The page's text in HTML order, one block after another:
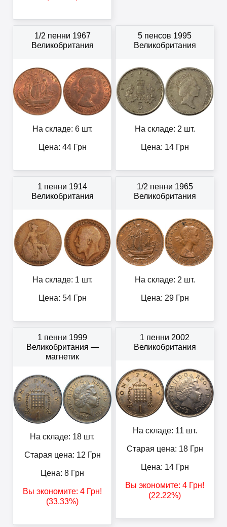
1/2 пенни 1967
Великобритания
На складе: 6 шт.
Цена: 44Грн
5 пенсов 1995
Великобритания
На складе: 2 шт.
Цена: 14Грн
1 пенни 1914
Великобритания
На складе: 1 шт.
Цена: 54Грн
1/2 пенни 1965
Великобритания
На складе: 2 шт.
Цена: 29Грн
1 пенни 1999
Великобритания —
магнетик
На складе: 18 шт.
Старая цена: 12 Грн
Цена: 8 Грн
Вы экономите: 4 Грн!
(33.33%)
1 пенни 2002
Великобритания
На складе: 11 шт.
Старая цена: 18Грн
Цена: 14Грн
Вы экономите: 4 Грн!
(22.22%)